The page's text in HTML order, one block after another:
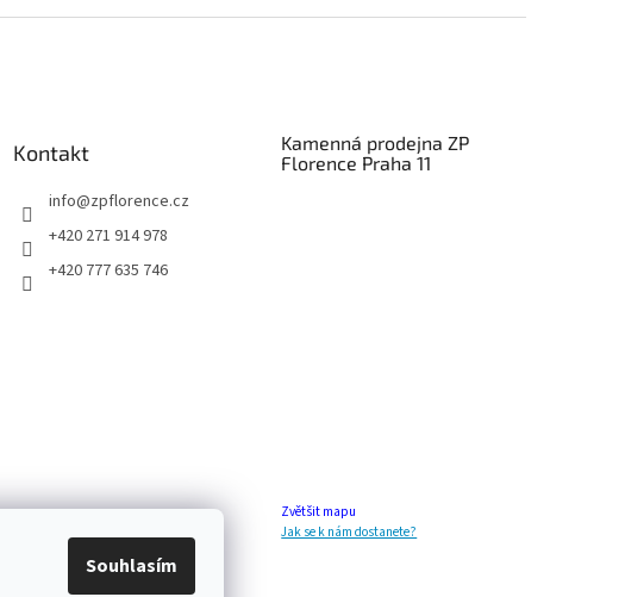
Souhlasím
Kontakt
info@zpflorence.cz
+420 271 914 978
+420 777 635 746
Kamenná prodejna ZP
Florence Praha 11
Zvětšit mapu
Jak se k nám dostanete?